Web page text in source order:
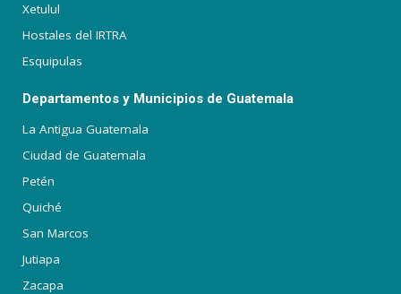
Xetulul
Hostales del IRTRA
Esquipulas
Departamentos y Municipios de Guatemala
La Antigua Guatemala
Ciudad de Guatemala
Petén
Quiché
San Marcos
Jutiapa
Zacapa